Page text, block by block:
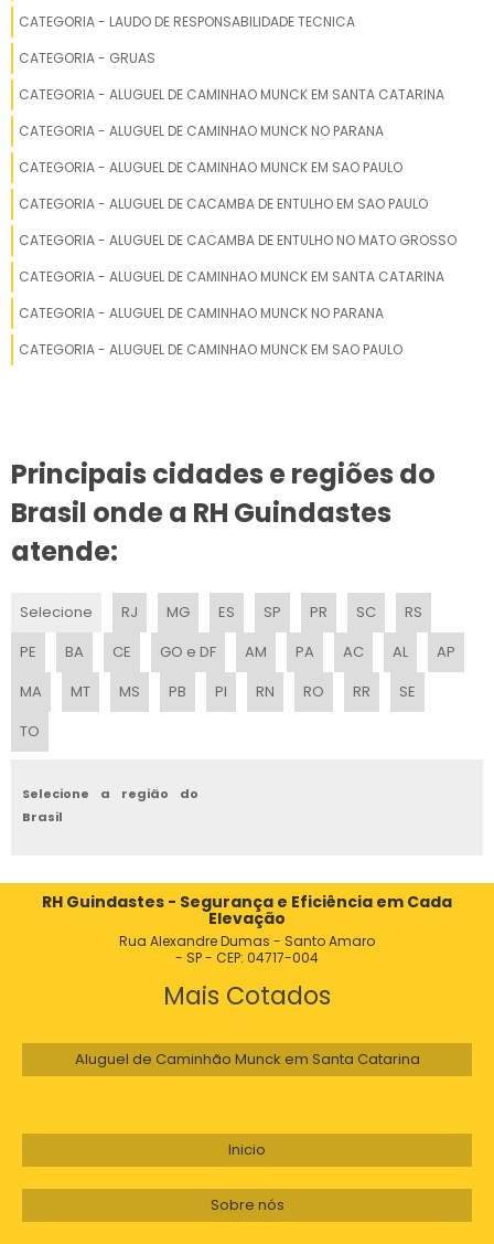
CAMINHÃO POLIGUINDASTE SIMPLES
POLIGUINDASTE TRIPLO
POLIGUINDASTE ARTICULADO USADO
POLIGUINDASTE A VENDA
POLIGUINDASTE COM CAÇAMBAS
POLIGUINDASTE DOMARCO
POLIGUINDASTE BRUCK OLX
POLIGUINDASTE A VENDA EM SP
POLIGUINDASTE BASCO
POLIGUINDASTE DESCARREGANDO
POLIGUINDASTE GRIMALDI
POLIGUINDASTE BRUCK PARA TRANSPORTE DE CACAMBAS DE
GUINCHO POLIGUINDASTE
POLIGUINDASTE FORD
POLIGUINDASTE BASCULANDO
CATEGORIA - LAUDO DE RESPONSABILIDADE TECNICA
CATEGORIA - GRUAS
CATEGORIA - ALUGUEL DE CAMINHAO MUNCK EM SANTA CATARINA
CATEGORIA - ALUGUEL DE CAMINHAO MUNCK NO PARANA
CATEGORIA - ALUGUEL DE CAMINHAO MUNCK EM SAO PAULO
CATEGORIA - ALUGUEL DE CACAMBA DE ENTULHO EM SAO PAULO
CATEGORIA - ALUGUEL DE CACAMBA DE ENTULHO NO MATO GROSSO
CATEGORIA - ALUGUEL DE CAMINHAO MUNCK EM SANTA CATARINA
CATEGORIA - ALUGUEL DE CAMINHAO MUNCK NO PARANA
CATEGORIA - ALUGUEL DE CAMINHAO MUNCK EM SAO PAULO
Principais cidades e regiões do
Brasil onde a RH Guindastes
atende:
Selecione RJ MG ES SP PR SC
RS
PE
BA CE GO e DF AM PA AC AL
AP
MA
MT MS PB PI RN RO RR
SE
TO
Selecione a região do
Brasil
RH Guindastes - Segurança e Eficiência em Cada
Elevação
Rua Alexandre Dumas - Santo Amaro
- SP - CEP: 04717-004
Mais Cotados
Aluguel de Caminhão Munck em Santa Catarina
Inicio
Sobre nós